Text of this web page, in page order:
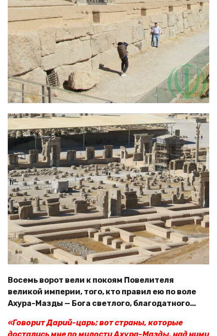
Восемь ворот вели к покоям Повелителя
великой империи, того, кто правил ею по воле
Ахура-Мазды — Бога светлого, благодатного…
«Говорит Дарий-царь; вот страны, которые